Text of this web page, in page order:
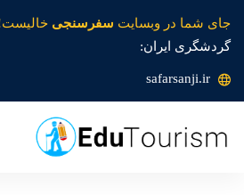
جای شما در وبسایت سفرسنجی
گردشگری ایران:
safarsanji.ir